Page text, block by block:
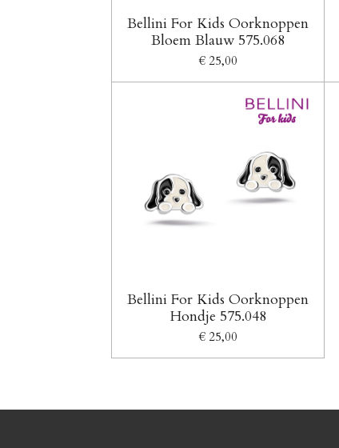
Bellini For Kids Oorknoppen
Bloem Blauw 575.068
€ 25,00
Bellini For Kids Oorknoppen
Hondje 575.048
€ 25,00